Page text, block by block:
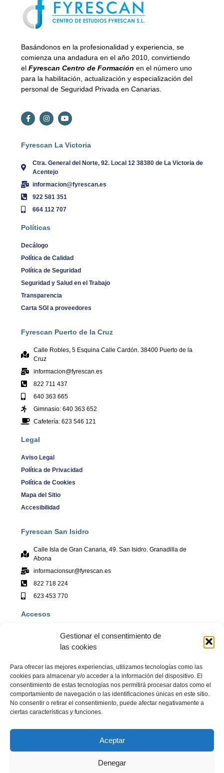
Gestionar el consentimiento de
las cookies
Para ofrecer las mejores experiencias, utilizamos tecnologías como las
cookies para almacenar y/o acceder a la información del dispositivo. El
consentimiento de estas tecnologías nos permitirá procesar datos como el
comportamiento de navegación o las identificaciones únicas en este sitio.
No consentir o retirar el consentimiento, puede afectar negativamente a
ciertas características y funciones.
Aceptar
Denegar
Basándonos en la profesionalidad y experiencia, se
comienza una andadura en el año 2010, convirtiendo
el Fyrescan Centro de Formación en el número uno
para la habilitación, actualización y especialización del
personal de Seguridad Privada en Canarias.
Fyrescan La Victoria
Ctra. General del Norte, 92. Local 12 38380 de La Victoria de
Acentejo
informacion@fyrescan.es
922 581 351
664 112 707
Políticas
Decálogo
Política de Calidad
Política de Seguridad
Seguridad y Salud en el Trabajo
Transparencia
Carta SGI a proveedores
Fyrescan Puerto de la Cruz
Calle Robles, 5 Esquina Calle Cardón. 38400 Puerto de la
Cruz
informacion@fyrescan.es
822 711 437
640 363 665
Gimnasio: 640 363 652
Cafetería: 623 546 121
Legal
Aviso Legal
Política de Privacidad
Política de Cookies
Mapa del Sitio
Accesibilidad
Fyrescan San Isidro
Calle Isla de Gran Canaria, 49. San Isidro. Granadilla de
Abona
informacionsur@fyrescan.es
822 718 224
623 453 770
Accesos
Aula
Noticias
reservados. Powered by Medialife Digital Support.
FINANCIADO POR LA UNIÓN EUROPEA CON EL PROGRAMA KIT DIGITAL POR LOS
FONDOS NEXT GENERATION (EU) DEL MECANISMO DE RECUPERACIÓN Y